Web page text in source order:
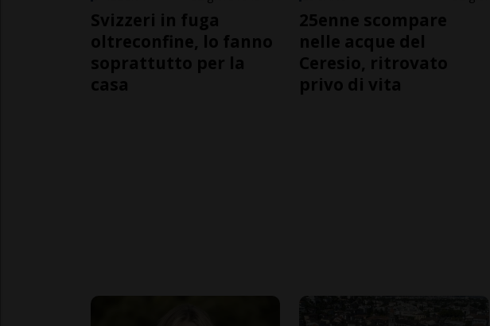
Svizzeri in fuga
oltreconfine, lo fanno
soprattutto per la
casa
25enne scompare
nelle acque del
Ceresio, ritrovato
privo di vita